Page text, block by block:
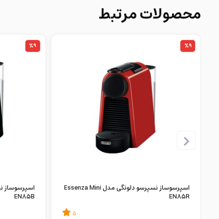
محصولات مرتبط
%9
اسپرسوساز نسپرسو دلونگی مدل Essenza Mini
EN85R
5
%9
EN85B